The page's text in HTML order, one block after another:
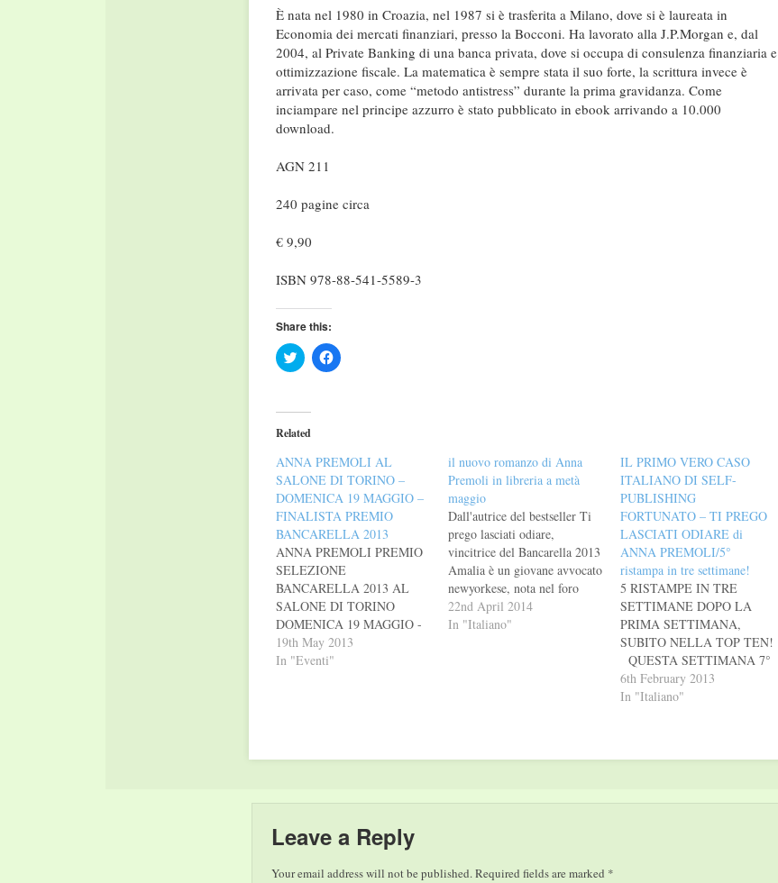
È nata nel 1980 in Croazia, nel 1987 si è trasferita a Milano, dove si è laureata in
Economia dei mercati finanziari, presso la Bocconi. Ha lavorato alla J.P.Morgan e, dal
2004, al Private Banking di una banca privata, dove si occupa di consulenza finanziaria e
ottimizzazione fiscale. La matematica è sempre stata il suo forte, la scrittura invece è
arrivata per caso, come “metodo antistress” durante la prima gravidanza. Come
inciampare nel principe azzurro è stato pubblicato in ebook arrivando a 10.000
download.
AGN 211
240 pagine circa
€ 9,90
ISBN 978-88-541-5589-3
Share this:
Click
to
(Opens
in
new
Click
to
Related
ANNA PREMOLI AL
SALONE DI TORINO –
DOMENICA 19 MAGGIO –
FINALISTA PREMIO
BANCARELLA 2013
ANNA PREMOLI PREMIO
SELEZIONE
BANCARELLA 2013 AL
SALONE DI TORINO
DOMENICA 19 MAGGIO -
ORE 11.00 NELL’AMBITO
DEGLI INCONTRI
ospite Anna Premoli autrice
19th May 2013
In "Eventi"
il nuovo romanzo di Anna
Premoli in libreria a metà
maggio
Dall'autrice del bestseller Ti
prego lasciati odiare,
vincitrice del Bancarella 2013
Amalia è un giovane avvocato
newyorkese, nota nel foro
come “la regina di ghiaccio”.
È ebrea, benestante e ha dei
22nd April 2014
In "Italiano"
IL PRIMO VERO CASO
ITALIANO DI SELF-
PUBLISHING
FORTUNATO – TI PREGO
LASCIATI ODIARE di
ANNA PREMOLI/5°
ristampa in tre settimane!
5 RISTAMPE IN TRE
SETTIMANE DOPO LA
PRIMA SETTIMANA,
SUBITO NELLA TOP TEN!
QUESTA SETTIMANA 7°
NELLA CLASSIFICA
GENERALE DEI LIBRI
VENDUTI ANNA
6th February 2013
In "Italiano"
Leave a Reply
Your email address will not be published.Required fields are marked *